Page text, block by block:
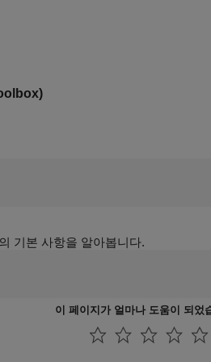
기본 사항을 알아봅니다.
이 페이지가 얼마나 도움이 되었